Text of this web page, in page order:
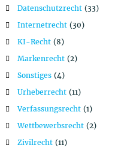
a
t
i
o
n
Datenschutzrecht(33)
Internetrecht(30)
KI-Recht(8)
Markenrecht(2)
Sonstiges(4)
Urheberrecht(11)
Verfassungsrecht(1)
Wettbewerbsrecht(2)
Zivilrecht(11)